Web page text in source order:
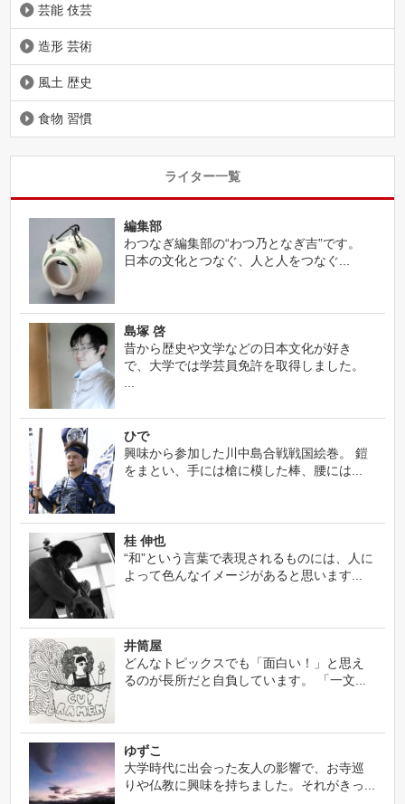
芸能 伎芸
造形 芸術
風土 歴史
食物 習慣
ライター一覧
編集部
わつなぎ編集部の“わつ乃となぎ吉”です。
日本の文化とつなぐ、人と人をつなぐ...
島塚 啓
昔から歴史や文学などの日本文化が好き
で、大学では学芸員免許を取得しました。
ひで
興味から参加した川中島合戦戦国絵巻。 鎧
をまとい、手には槍に模した棒、腰には...
桂 伸也
“和”という言葉で表現されるものには、人に
よって色んなイメージがあると思います...
井筒屋
どんなトピックスでも「面白い！」と思え
るのが長所だと自負しています。 「一文...
ゆずこ
大学時代に出会った友人の影響で、お寺巡
りや仏教に興味を持ちました。それがきっ...